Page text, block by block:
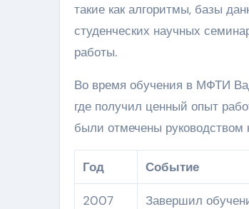
такие как алгоритмы, базы
студенческих научных
работы.
Во время обучения в МФТИ
где получил ценный опыт
были отмечены руководством
Год Событие
2007 Завершил